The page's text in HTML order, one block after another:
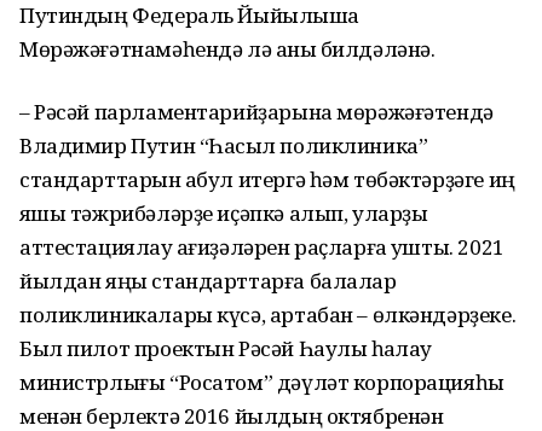
Путиндың Федераль Йыйылышҡа
Мөрәжәғәтнамәһендә лә аныҡ билдәләнә.
– Рәсәй парламентарийҙарына мөрәжәғәтендә
Владимир Путин “Һаҡсыл поликлиника”
стандарттарын ҡабул итергә һәм төбәктәрҙәге иң
яҡшы тәжрибәләрҙе иҫәпкә алып, уларҙы
аттестациялау ҡағиҙәләрен раҫларға ҡушты. 2021
йылдан яңы стандарттарға балалар
поликлиникалары күсә, артабан – өлкәндәрҙеке.
Был пилот проектын Рәсәй Һаулыҡ һаҡлау
министрлығы “Росатом” дәүләт корпорацияһы
менән берлектә 2016 йылдың октябренән